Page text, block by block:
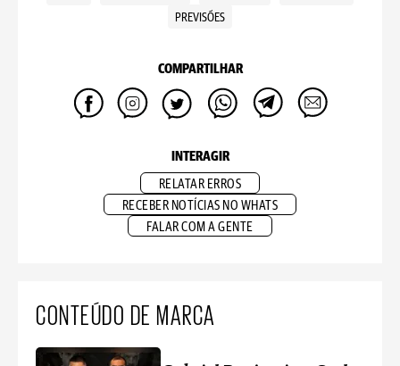
PREVISÕES
COMPARTILHAR
INTERAGIR
RELATAR ERROS
RECEBER NOTÍCIAS NO WHATS
FALAR COM A GENTE
CONTEÚDO DE MARCA